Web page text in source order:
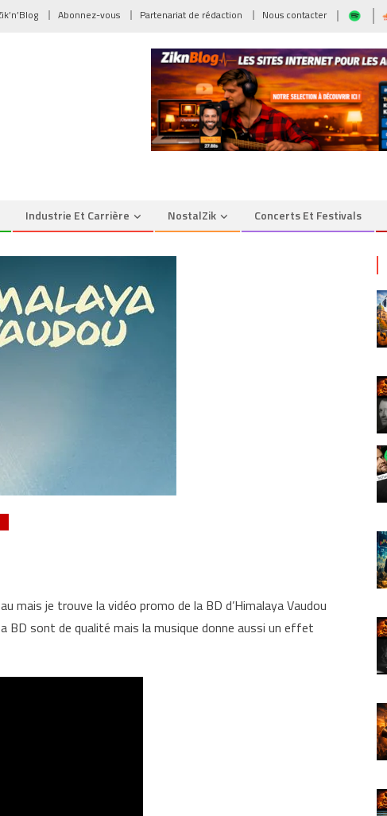
Abonnez-vous Partenariat de rédaction Nous contacter
Industrie Et Carrière NostalZik Concerts Et Festivals
mais je trouve la vidéo promo de la BD d’Himalaya Vaudou
BD sont de qualité mais la musique donne aussi un effet